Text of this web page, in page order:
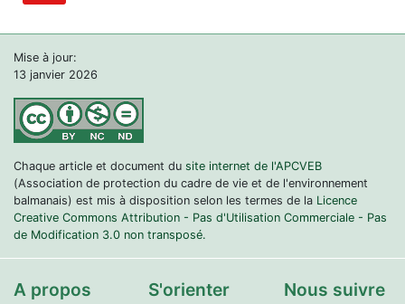
Mise à jour:
13 janvier 2026
Chaque article et document du site internet de l'APCVEB
(Association de protection du cadre de vie et de l'environnement
balmanais) est mis à disposition selon les termes de la Licence
Creative Commons Attribution - Pas d'Utilisation Commerciale - Pas
de Modification 3.0 non transposé.
A propos S'orienter Nous suivre